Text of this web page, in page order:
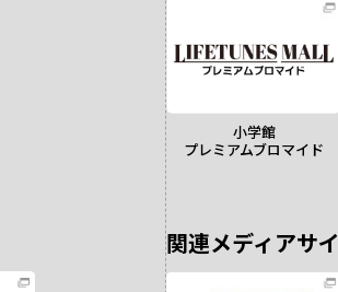
小学館
プレミアムブロマイド
関連メディアサ